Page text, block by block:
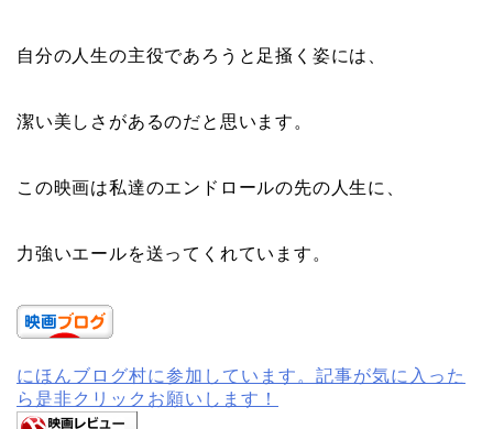
自分の人生の主役であろうと足掻く姿には、
潔い美しさがあるのだと思います。
この映画は私達のエンドロールの先の人生に、
力強いエールを送ってくれています。
にほんブログ村に参加しています。記事が気に入った
ら是非クリックお願いします！